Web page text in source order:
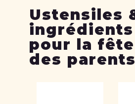
Ustensiles &
ingrédients
pour la fête